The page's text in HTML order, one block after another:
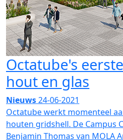
Octatube's
hout en glas
Nieuws24-06-2021
Octatube werkt momenteel
houten gridshell. De Campus
Benjamin Thomas van MOLA